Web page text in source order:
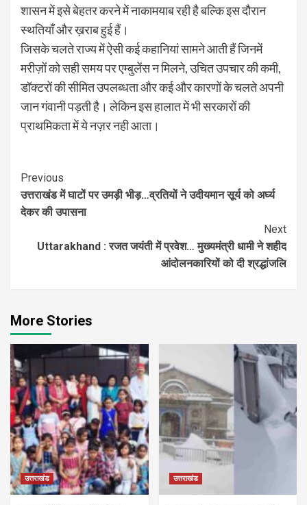
शासन में इसे बेहतर करने में नाकामयाब रही है बल्कि इस दौरान
स्थतियाँ और ख़राब हुई हैं।
जिसके चलते राज्य में ऐसी कई कहानियां सामने आती हैं जिनमें
मरीज़ों को सही समय पर एम्बुलेंस न मिलने, उचित उपचार की कमी,
डॉक्टरों की सीमित उपलब्धता और कई और कारणों के चलते अपनी
जान गंवानी पड़ती है। लेकिन इस हालात में भी सरकारों की
प्राथमिकता में ये नज़र नही आता।
Continue
Reading
Previous
उत्तराखंड में घाटों पर उमड़ी भीड़…व्रतियों ने उदीयमान सूर्य को अर्घ्य
देकर की उपासना
Next
Uttarakhand : रजत जयंती में प्रवेश… मुख्यमंत्री धामी ने शहीद
आंदोलनकारियों को दी श्रद्धांजलि
More Stories
उत्तराखंड उत्तराखंड